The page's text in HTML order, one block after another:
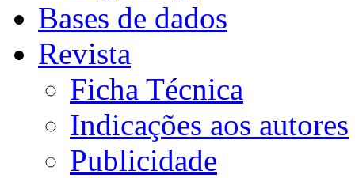
Bases de dados
Revista
Ficha Técnica
Indicações aos autores
Publicidade